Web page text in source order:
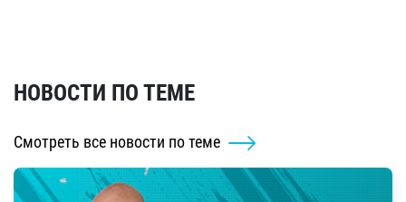
НОВОСТИ ПО ТЕМЕ
Смотреть все новости по теме